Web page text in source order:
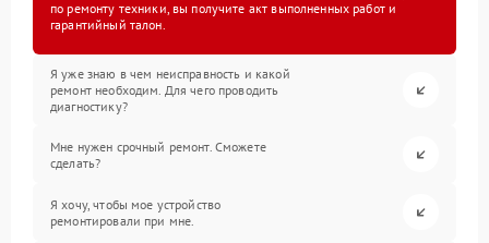
по ремонту техники, вы получите акт выполненных работ и
гарантийный талон.
Я уже знаю в чем неисправность и какой
ремонт необходим. Для чего проводить
диагностику?
Мне нужен срочный ремонт. Сможете
сделать?
Я хочу, чтобы мое устройство
ремонтировали при мне.